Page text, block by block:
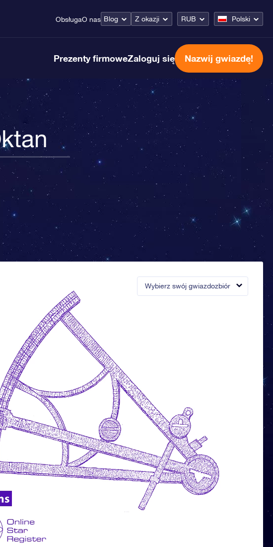
ObsługaO nas Blog Z okazji RUB Polski
Prezenty firmoweZaloguj się Nazwij gwiazdę!
Wybierz swój gwiazdozbiór